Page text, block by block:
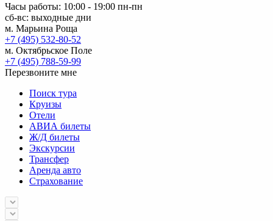
Часы работы: 10:00 - 19:00 пн-пн
сб-вс: выходные дни
м. Марьина Роща
+7 (495) 532-80-52
м. Октябрьское Поле
+7 (495) 788-59-99
Перезвоните мне
Поиск тура
Круизы
Отели
АВИА билеты
Ж/Д билеты
Экскурсии
Трансфер
Аренда авто
Страхование